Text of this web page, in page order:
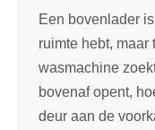
Een bovenlader
ruimte hebt,
wasmachine
bovenaf opent,
deur aan de